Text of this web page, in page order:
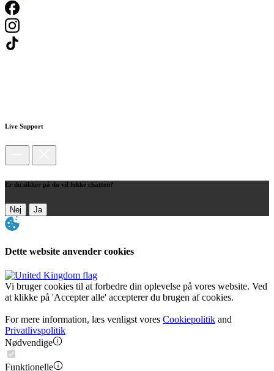
Live Support
Er du sikker på du vil lukke chatten?
Nej Ja
Dette website anvender cookies
Vi bruger cookies til at forbedre din oplevelse på vores website. Ved
at klikke på 'Accepter alle' accepterer du brugen af cookies.
For mere information, læs venligst vores Cookiepolitik and
Privatlivspolitik
Nødvendige
Funktionelle